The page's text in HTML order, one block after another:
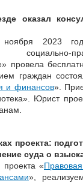
оказал
2023
социально-
провела
граждан
и финансов».
Юрист
проекта:
суда о
проекта «
»,